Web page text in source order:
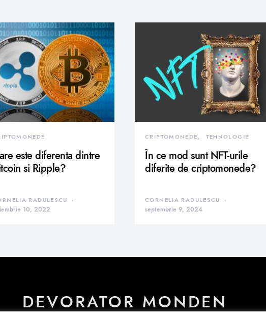
este diferenta dintre
si Ripple?
RADULESCU
10, 2022
CRIPTOMONEDE TEHNOLOGIE
În ce mod sunt NFT-urile
diferite de criptomonede?
CORNELIA RADULESCU
septembrie 9, 2024
DEVORATOR MONDEN